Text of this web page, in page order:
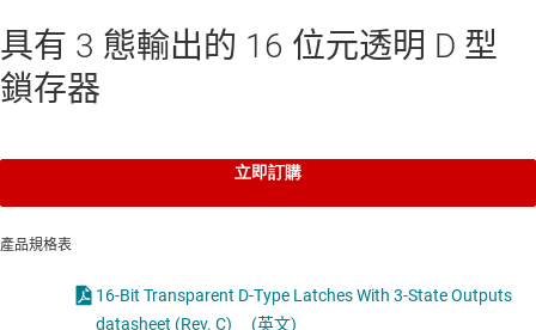
具有 3 態輸出的 16 位元透明 D 型
鎖存器
立即訂購
產品規格表
16-Bit Transparent D-Type Latches With 3-State Outputs
datasheet (Rev. C)
(英文)